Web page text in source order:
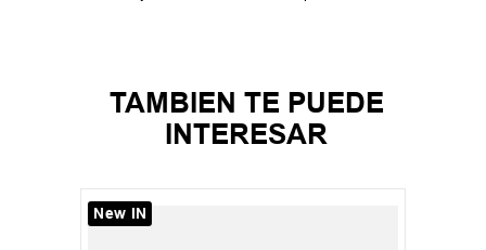
TAMBIEN TE PUEDE
INTERESAR
New IN